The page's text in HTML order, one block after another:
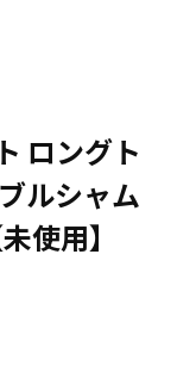
ロングト
ルシャム
使用】